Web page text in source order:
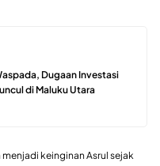
Dugaan Investasi
di Maluku Utara
keinginan Asrul sejak